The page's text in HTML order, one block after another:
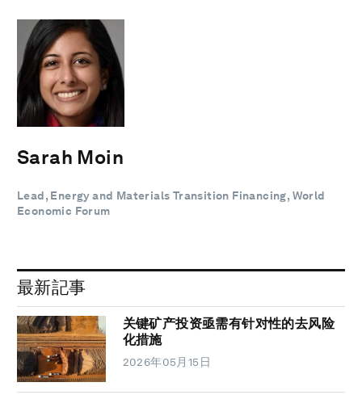
Sarah Moin
Lead, Energy and Materials Transition Financing, World
Economic Forum
最新記事
关键矿产投资亟需有针对性的去风险
化措施
2026年05月15日